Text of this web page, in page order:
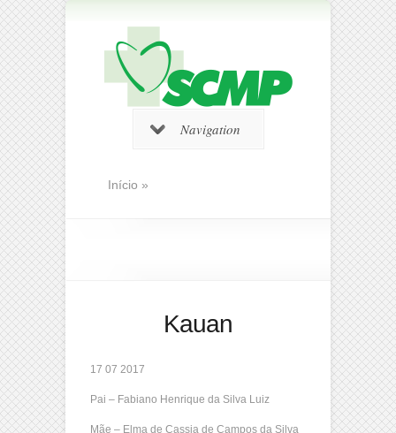
Navigation
Início »
Kauan
17 07 2017
Pai – Fabiano Henrique da Silva Luiz
Mãe – Elma de Cassia de Campos da Silva